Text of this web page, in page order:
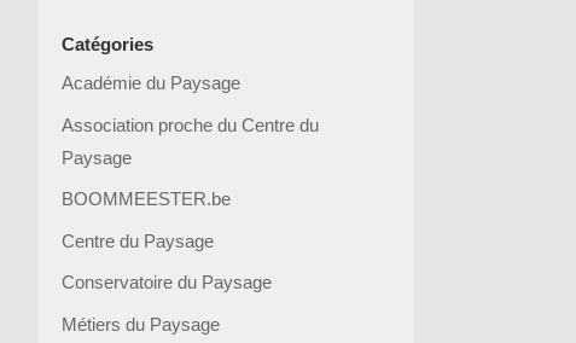
Catégories
Académie du Paysage
Association proche du Centre du
Paysage
BOOMMEESTER.be
Centre du Paysage
Conservatoire du Paysage
Métiers du Paysage